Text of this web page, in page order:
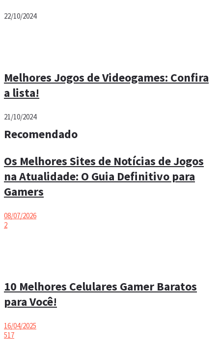
22/10/2024
Melhores Jogos de Videogames: Confira
a lista!
21/10/2024
Recomendado
Os Melhores Sites de Notícias de Jogos
na Atualidade: O Guia Definitivo para
Gamers
08/07/2026
2
10 Melhores Celulares Gamer Baratos
para Você!
16/04/2025
517